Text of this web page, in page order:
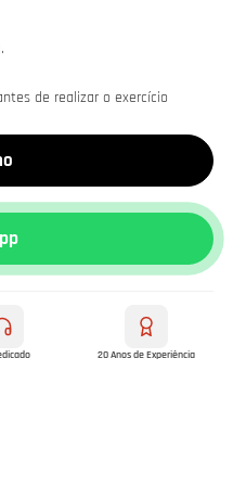
de realizar o exercício
20 Anos de Experiência